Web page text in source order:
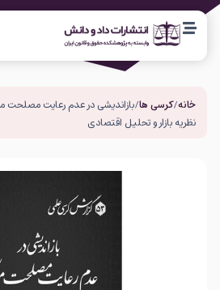
خانه/کرسی ها/ بازاندیشی در عدم رعایت مصلحت
نظریه بازار و تحلیل اقتصادی